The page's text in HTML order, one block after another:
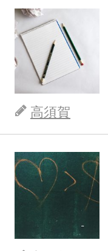
高須賀